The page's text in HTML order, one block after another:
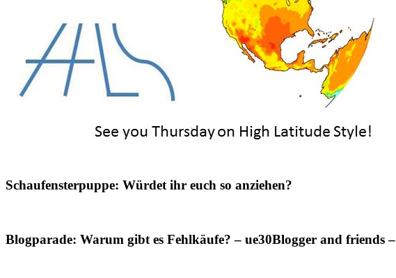
Schaufensterpuppe: Würdet ihr euch so anziehen?
Blogparade: Warum gibt es Fehlkäufe? – ue30Blogger and friends –